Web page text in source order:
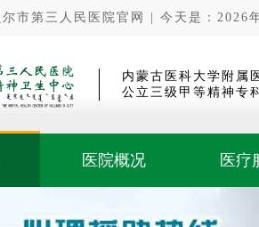
市第三人民医院官网 | 今天是：2026
内蒙古医科大学附属
公立三级甲等精神专
医院概况 医疗